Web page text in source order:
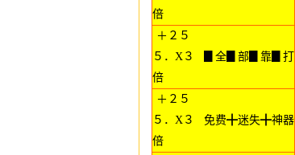
倍
＋２５
５．X３
倍
▊全▊部▊靠▊打
＋２５
５．X３
倍
免费╋迷失╋神器